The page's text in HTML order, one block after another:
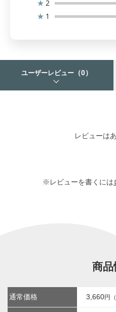
★ 2
★ 1
ユーザーレビュー （0）
レビューは
※レビューを書くには
商品
通常価格 3,660円